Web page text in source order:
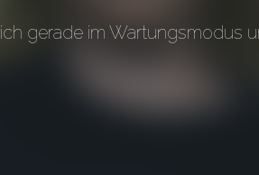
gerade im Wartungsmodus